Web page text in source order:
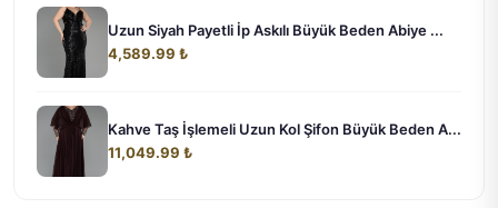
Uzun Siyah Payetli İp Askılı Büyük Beden Abiye ...
4,589.99 ₺
Kahve Taş İşlemeli Uzun Kol Şifon Büyük Beden A...
11,049.99 ₺